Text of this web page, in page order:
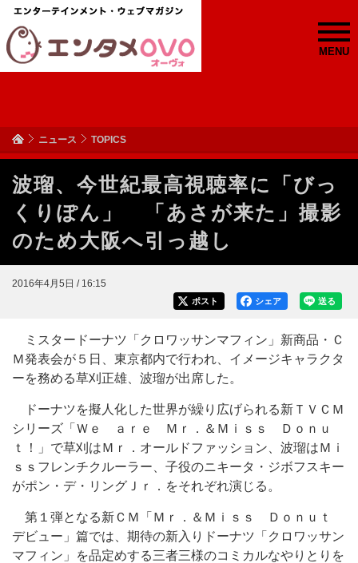
MENU
ニュース TOPICS
波瑠、今世紀最高視聴率に「びっ
くりぽん」 「あさが来た」撮影
のため大阪へ引っ越し
2016年4月5日 / 16:15
送る
シェア
ポスト
ミスタードーナツ「クロワッサンマフィン」新商品・Ｃ
Ｍ発表会が５日、東京都内で行われ、イメージキャラクタ
ーを務める草刈正雄、波瑠が出席した。
ドーナツを擬人化した世界が繰り広げられる新ＴＶＣＭ
シリーズ「Ｗｅ ａｒｅ Ｍｒ．＆Ｍｉｓｓ Ｄｏｎｕ
ｔ！」で草刈はＭｒ．オールドファッション、波瑠はＭｉ
ｓｓフレンチクルーラー、子役のニキータ・ジボフスキー
がポン・デ・リングＪｒ．をそれぞれ演じる。
第１弾となる新ＣＭ「Ｍｒ．＆Ｍｉｓｓ Ｄｏｎｕｔ
デビュー」篇では、期待の新入りドーナツ「クロワッサン
マフィン」を品定めする三者三様のコミカルなやりとりを